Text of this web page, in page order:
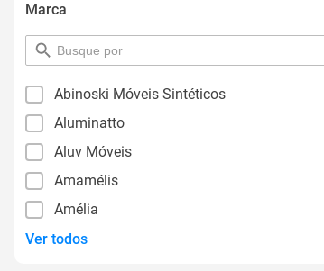
Marca
pesquisar
por
Abinoski Móveis Sintéticos
Aluminatto
Aluv Móveis
Amamélis
Amélia
Ver todos